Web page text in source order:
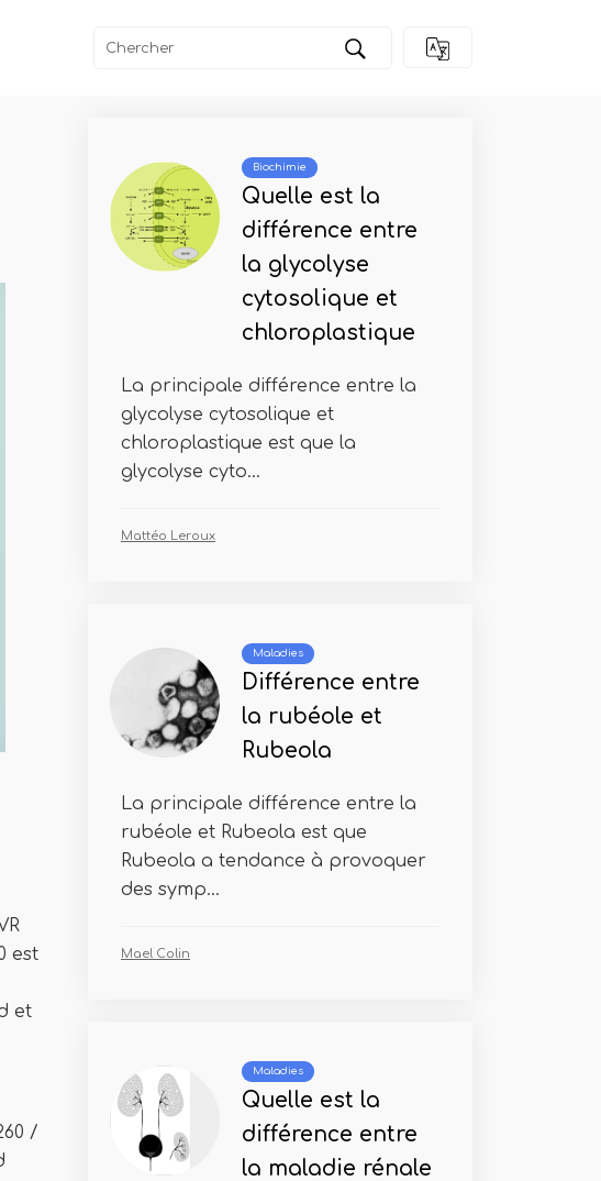
est
et
/
Biochimie
Quelle est la
différence entre
la glycolyse
cytosolique et
chloroplastique
La principale différence entre la
glycolyse cytosolique et
chloroplastique est que la
glycolyse cyto...
Mattéo Leroux
Maladies
Différence entre
la rubéole et
Rubeola
La principale différence entre la
rubéole et Rubeola est que
Rubeola a tendance à provoquer
des symp...
Mael Colin
Maladies
Quelle est la
différence entre
la maladie rénale